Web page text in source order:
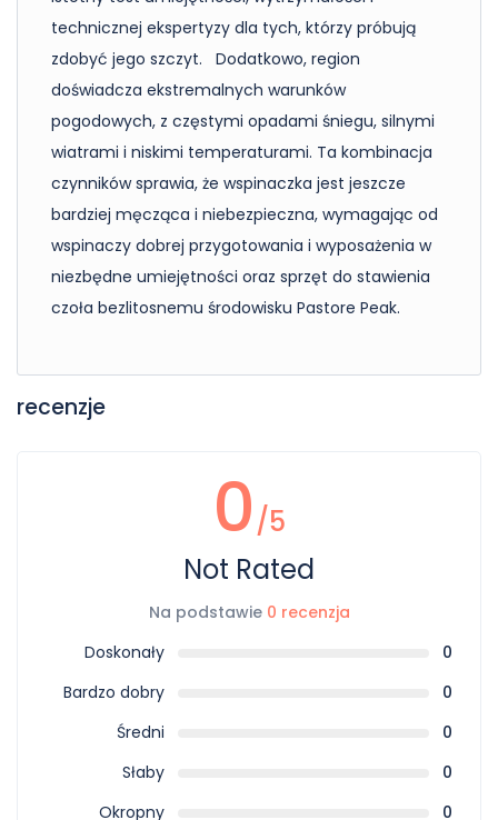
technicznej ekspertyzy dla tych, którzy próbują
zdobyć jego szczyt. Dodatkowo, region
doświadcza ekstremalnych warunków
pogodowych, z częstymi opadami śniegu, silnymi
wiatrami i niskimi temperaturami. Ta kombinacja
czynników sprawia, że wspinaczka jest jeszcze
bardziej męcząca i niebezpieczna, wymagając od
wspinaczy dobrej przygotowania i wyposażenia w
niezbędne umiejętności oraz sprzęt do stawienia
czoła bezlitosnemu środowisku Pastore Peak.
recenzje
0/5
Not Rated
Na podstawie 0 recenzja
Doskonały
0
Bardzo dobry
0
Średni
0
Słaby
0
Okropny
0